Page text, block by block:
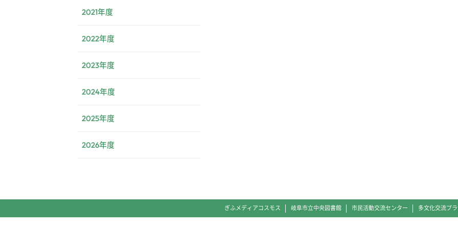
2021年度
2022年度
2023年度
2024年度
2025年度
2026年度
ぎふメディアコスモス 岐阜市立中央図書館 市民活動交流センター 多文化交流プ